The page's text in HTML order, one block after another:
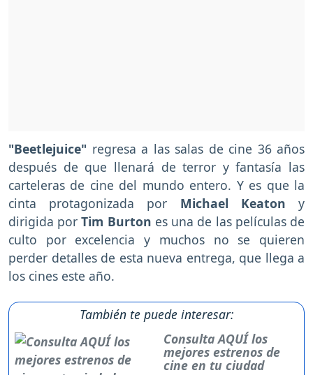
"Beetlejuice" regresa a las salas de cine 36 años
después de que llenará de terror y fantasía las
carteleras de cine del mundo entero. Y es que la
cinta protagonizada por Michael Keatony
dirigida por Tim Burton es una de las películas de
culto por excelencia y muchos no se quieren
perder detalles de esta nueva entrega, que llega a
los cines este año.
También te puede interesar:
Consulta AQUÍ los
mejores estrenos de
cine en tu ciudad